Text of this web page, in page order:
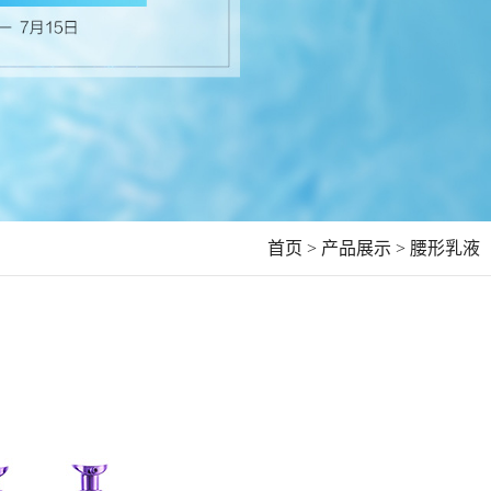
首页 > 产品展示 > 腰形乳液